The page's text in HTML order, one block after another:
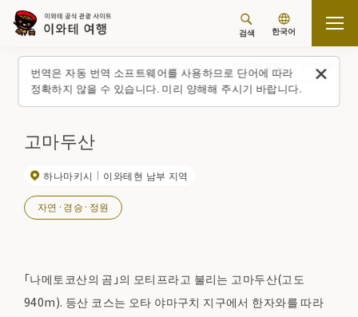
번역은 자동 번역 소프트웨어를 사용하므로 단어에 따라
정확하지 않을 수 있습니다. 미리 양해해 주시기 바랍니다.
검색 한국어
고마두산
하나마키시 이와테현 남부 지역
자연·경승·정원
「나메토코산의 곰」의 모티프라고 불리는 고마두산(고도
940m). 등산 코스는 오타 야마구치 지구에서 한자와를 따라